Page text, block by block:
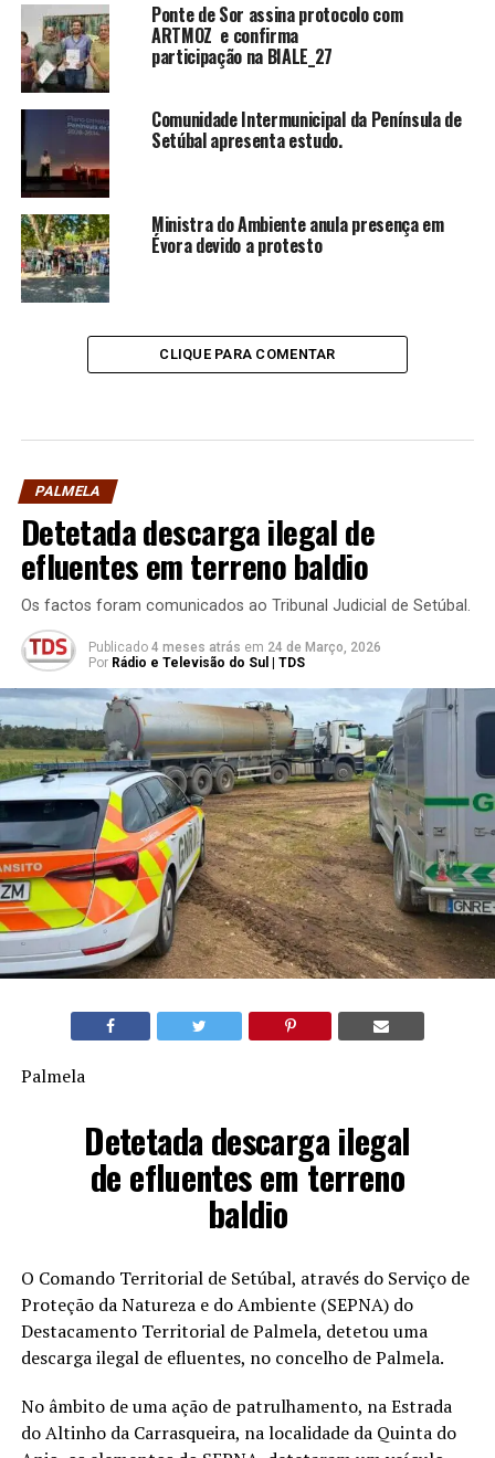
Ponte de Sor assina protocolo com
ARTMOZ e confirma
participação na BIALE_27
Comunidade Intermunicipal da Península de
Setúbal apresenta estudo.
Ministra do Ambiente anula presença em
Évora devido a protesto
CLIQUE PARA COMENTAR
PALMELA
Detetada descarga ilegal de
efluentes em terreno baldio
Os factos foram comunicados ao Tribunal Judicial de Setúbal.
Publicado 4 meses atrás em 24 de Março, 2026
Por Rádio e Televisão do Sul | TDS
Palmela
Detetada descarga ilegal
de efluentes em terreno
baldio
O Comando Territorial de Setúbal, através do Serviço de
Proteção da Natureza e do Ambiente (SEPNA) do
Destacamento Territorial de Palmela, detetou uma
descarga ilegal de efluentes, no concelho de Palmela.
No âmbito de uma ação de patrulhamento, na Estrada
do Altinho da Carrasqueira, na localidade da Quinta do